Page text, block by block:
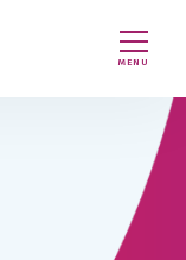
MENU